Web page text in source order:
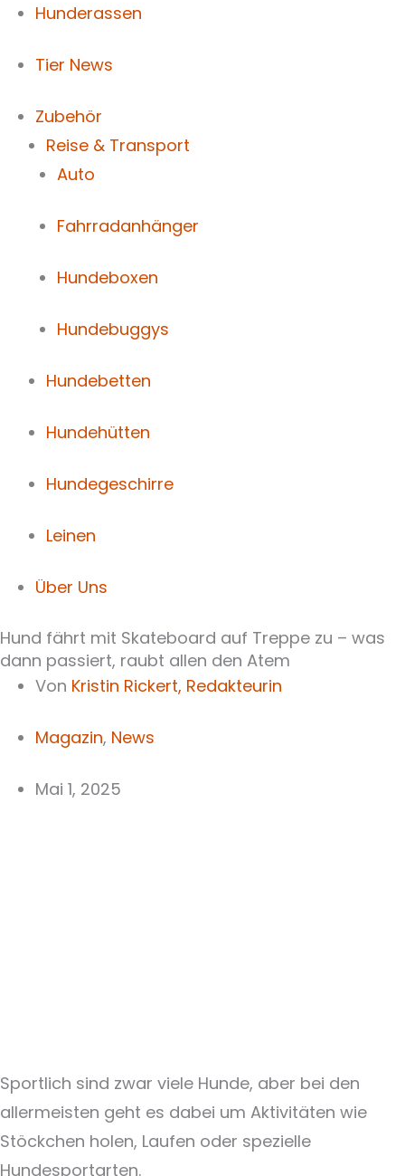
Hunderassen
Tier News
Zubehör
Reise & Transport
Auto
Fahrradanhänger
Hundeboxen
Hundebuggys
Hundebetten
Hundehütten
Hundegeschirre
Leinen
Über Uns
Hund fährt mit Skateboard auf Treppe zu – was
dann passiert, raubt allen den Atem
Von Kristin Rickert, Redakteurin
Magazin, News
Mai 1, 2025
Sportlich sind zwar viele Hunde, aber bei den
allermeisten geht es dabei um Aktivitäten wie
Stöckchen holen, Laufen oder spezielle
Hundesportarten.